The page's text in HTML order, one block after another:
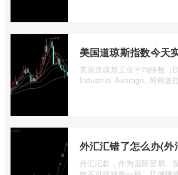
美国道琼斯工业平均指数（
Industrial Average, 简称道
外汇汇款，作为国际贸易、